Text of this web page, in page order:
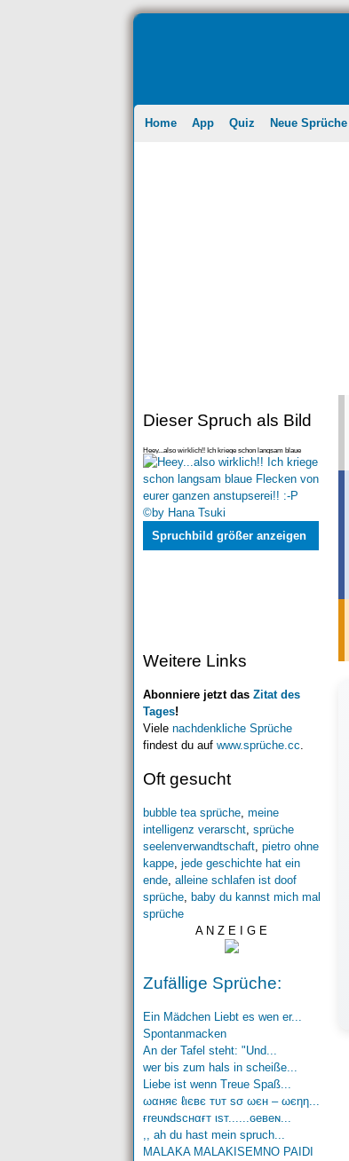
Home App Quiz Neue Sprüche
Dieser Spruch als Bild
Heey...also wirklich!! Ich kriege schon langsam blaue
Flecken von eurer ganzen anstupserei!! :-P
Spruchbild größer anzeigen
Weitere Links
Abonniere jetzt das Zitat des
Tages!
Viele nachdenkliche Sprüche
findest du auf www.sprüche.cc
Oft gesucht
bubble tea sprüche, meine
intelligenz verarscht, sprüche
seelenverwandtschaft, pietro ohne
kappe, jede geschichte hat ein
ende, alleine schlafen ist doof
sprüche, baby du kannst mich mal
sprüche
A N Z E I G E
Zufällige Sprüche:
Ein Mädchen Liebt es wen er...
Spontanmacken
An der Tafel steht: "Und...
wer bis zum hals in scheiße...
Liebe ist wenn Treue Spaß...
ωαняє ℓιєвє тυт ѕσ ωєн – ωєηη...
ғreυɴdѕcнαғт ιѕт......ɢeвeɴ...
,, ah du hast mein spruch...
MALAKA MALAKISEMNO PAIDI